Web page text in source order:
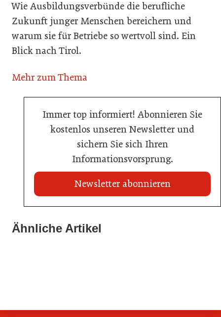
Wie Ausbildungsverbünde die berufliche
Zukunft junger Menschen bereichern und
warum sie für Betriebe so wertvoll sind. Ein
Blick nach Tirol.
Mehr zum Thema
Immer top informiert! Abonnieren Sie
kostenlos unseren Newsletter und
sichern Sie sich Ihren
Informationsvorsprung.
Newsletter abonnieren
Ähnliche Artikel
War die Fußball-WM 2026 für Ihren Betrieb ein
21. Juli 2026
Stipendium für Nachwuchstalent in der Wiener